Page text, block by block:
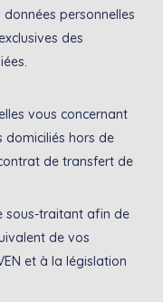
personnelles
des
vous concernant
domiciliés hors de
de transfert de
sous-traitant afin de
de vos
et à la législation